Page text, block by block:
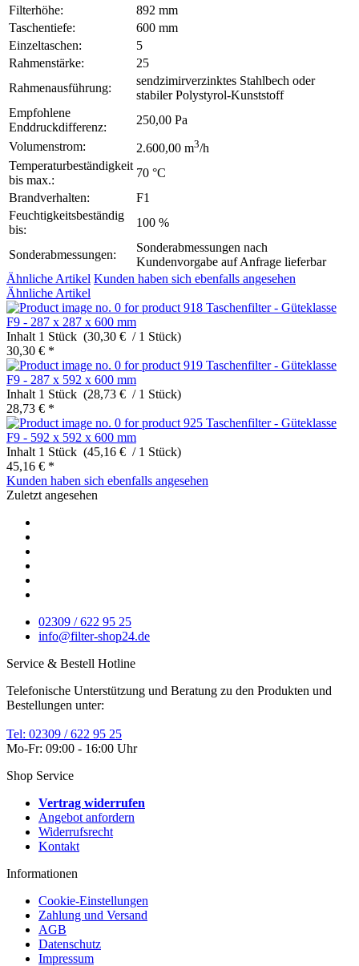
Filterhöhe:
892 mm
Taschentiefe:
600 mm
Einzeltaschen:
5
Rahmenstärke:
25
Rahmenausführung:
sendzimirverzinktes Stahlbech oder
stabiler Polystyrol-Kunststoff
Empfohlene
Enddruckdifferenz:
250,00 Pa
Volumenstrom:
2.600,00 m3/h
Temperaturbeständigkeit
bis max.:
70 °C
Brandverhalten:
F1
Feuchtigkeitsbeständig
bis:
100 %
Sonderabmessungen:
Sonderabmessungen nach
Kundenvorgabe auf Anfrage lieferbar
Ähnliche Artikel Kunden haben sich ebenfalls angesehen
Ähnliche Artikel
Taschenfilter - Güteklasse
F9 - 287 x 287 x 600 mm
Inhalt 1 Stück (30,30 € / 1 Stück)
30,30 € *
Taschenfilter - Güteklasse
F9 - 287 x 592 x 600 mm
Inhalt 1 Stück (28,73 € / 1 Stück)
28,73 € *
Taschenfilter - Güteklasse
F9 - 592 x 592 x 600 mm
Inhalt 1 Stück (45,16 € / 1 Stück)
45,16 € *
Kunden haben sich ebenfalls angesehen
Zuletzt angesehen
02309 / 622 95 25
info@filter-shop24.de
Service & Bestell Hotline
Telefonische Unterstützung und Beratung zu den Produkten und
Bestellungen unter:
Tel: 02309 / 622 95 25
Mo-Fr: 09:00 - 16:00 Uhr
Shop Service
Vertrag widerrufen
Angebot anfordern
Widerrufsrecht
Kontakt
Informationen
Cookie-Einstellungen
Zahlung und Versand
AGB
Datenschutz
Impressum